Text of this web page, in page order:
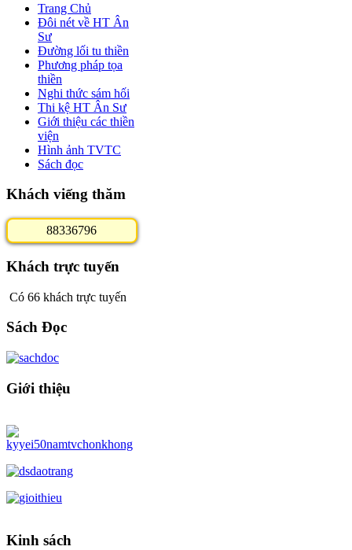
Trang Chủ
Đôi nét về HT Ân
Sư
Đường lối tu thiền
Phương pháp tọa
thiền
Nghi thức sám hối
Thi kệ HT Ân Sư
Giới thiệu các thiền
viện
Hình ảnh TVTC
Sách đọc
Khách viếng thăm
88336796
Khách trực tuyến
Có 66 khách trực tuyến
Sách Đọc
Giới thiệu
Kinh sách